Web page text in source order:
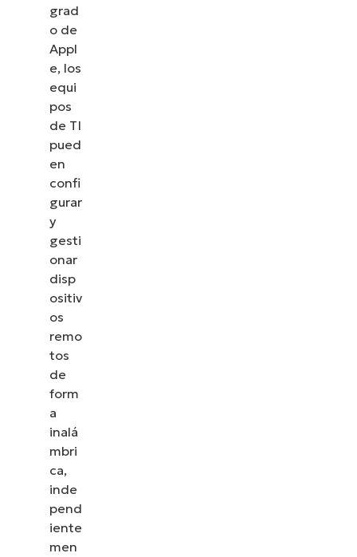
grad
o de
Appl
e, los
equi
pos
de TI
pued
en
confi
gurar
y
gesti
onar
disp
ositiv
os
remo
tos
de
form
a
inalá
mbri
ca,
inde
pend
iente
men